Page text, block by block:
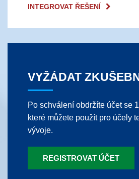
INTEGROVAT ŘEŠENÍ
VYŽÁDAT
Po schválení obdržíte účet se
které můžete použít pro účely
vývoje.
REGISTROVAT ÚČET